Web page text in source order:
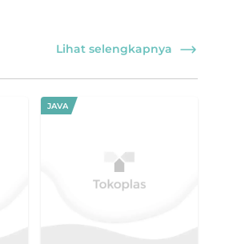
Lihat selengkapnya
JAVA